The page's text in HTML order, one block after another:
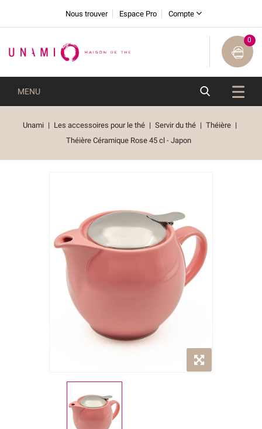
Nous trouver Espace Pro Compte
0
MENU
Unami Les accessoires pour le thé Servir du thé
Théière
Théière Céramique Rose 45 cl - Japon